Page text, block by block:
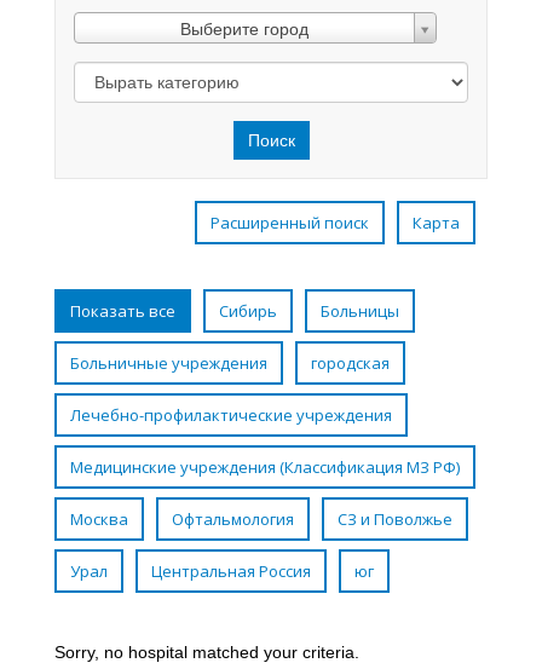
Выберите город
Поиск
Расширенный поиск Карта
Показать все Cибирь Больницы
Больничные учреждения городская
Лечебно-профилактические учреждения
Медицинские учреждения (Классификация МЗ РФ)
Москва Офтальмология СЗ и Поволжье
Урал Центральная Россия юг
Sorry, no posts matched your criteria.
Sorry, no hospital matched your criteria.